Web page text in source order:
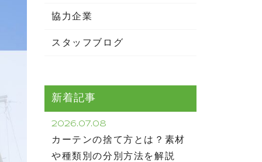
協力企業
スタッフブログ
新着記事
2026.07.08
カーテンの捨て方とは？素材
や種類別の分別方法を解説